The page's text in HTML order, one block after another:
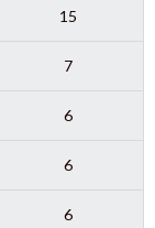
15
7
6
6
6